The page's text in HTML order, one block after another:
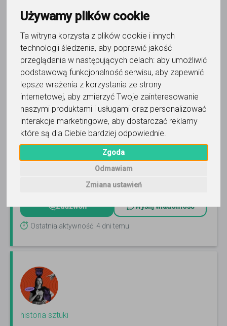
Używamy plików cookie
Ta witryna korzysta z plików cookie i innych
technologii śledzenia, aby poprawić jakość
przeglądania w następujących celach: aby umożliwić
podstawową funkcjonalność serwisu, aby zapewnić
lepsze wrażenia z korzystania ze strony
internetowej, aby zmierzyć Twoje zainteresowanie
naszymi produktami i usługami oraz personalizować
interakcje marketingowe, aby dostarczać reklamy
które są dla Ciebie bardziej odpowiednie.
Zgoda
Odmawiam
Zmiana ustawień
historia sztuki
Maria z zespołem
Egzaminator MATURALNY oraz nauczycielka udzieli lekcji.
Korepetycje indywidualne oraz grupowe z historii sztuki -
przygotowanie do MATURY od podstaw.Czytaj więcej
Online, Warszawa i 7 innych
zł / 45 min
Zadzwoń Wyślij wiadomość
Ostatnia aktywność: 4 dni temu
historia sztuki